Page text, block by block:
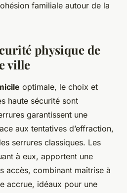
familiale autour de la
physique de
ville
optimale, le choix et
haute sécurité sont
garantissent une
aux tentatives d’effraction,
serrures classiques. Les
à eux, apportent une
accès, combinant maîtrise à
accrue, idéaux pour une